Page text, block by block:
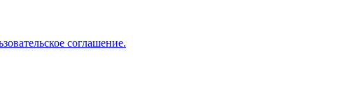
соглашение.